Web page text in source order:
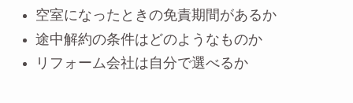
空室になったときの免責期間があるか
途中解約の条件はどのようなものか
リフォーム会社は自分で選べるか